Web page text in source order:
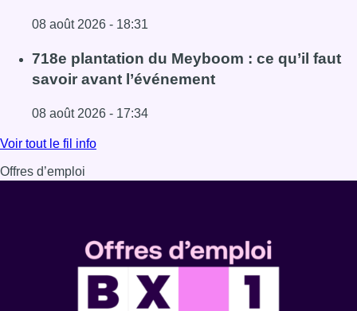
08 août 2026 - 18:31
Lire l'article L’Union Saint-Gilloise attire Bertram Kvist,
718e plantation du Meyboom : ce qu’il faut
savoir avant l’événement
08 août 2026 - 17:34
Lire l'article 718e plantation du Meyboom : ce qu’il faut
Voir tout le fil info
Offres d’emploi